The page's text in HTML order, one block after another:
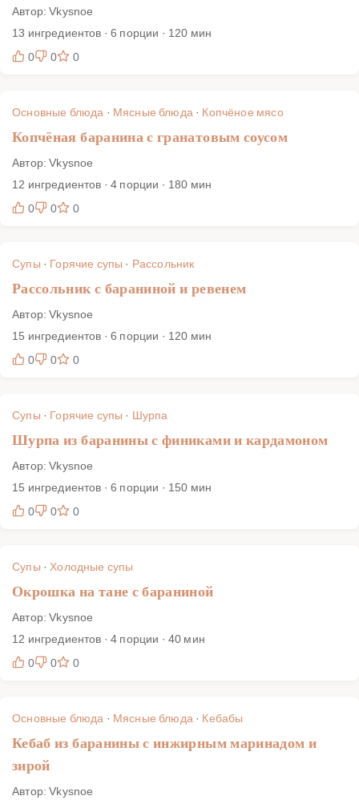
Автор: Vkysnoe
13 ингредиентов · 6 порции · 120 мин
0
0 0
Основные блюда · Мясные блюда· Копчёное мясо
Копчёная баранина с гранатовым соусом
Автор: Vkysnoe
12 ингредиентов · 4 порции · 180 мин
0
0 0
Супы · Горячие супы · Рассольник
Рассольник с бараниной и ревенем
Автор: Vkysnoe
15 ингредиентов · 6 порции · 120 мин
0
0 0
Супы · Горячие супы · Шурпа
Шурпа из баранины с финиками и кардамоном
Автор: Vkysnoe
15 ингредиентов · 6 порции · 150 мин
0
0 0
Супы ·Холодные супы
Окрошка на тане с бараниной
Автор: Vkysnoe
12 ингредиентов · 4 порции · 40 мин
0
0 0
Основные блюда · Мясные блюда· Кебабы
Кебаб из баранины с инжирным маринадом и
зирой
Автор: Vkysnoe